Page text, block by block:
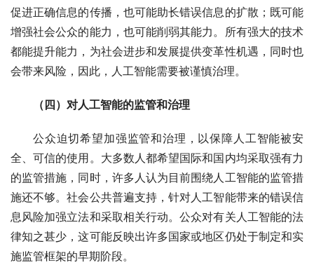
促进正确信息的传播，也可能助长错误信息的扩散；既可能
增强社会公众的能力，也可能削弱其能力。所有强大的技术
都能提升能力，为社会进步和发展提供变革性机遇，同时也
会带来风险，因此，人工智能需要被谨慎治理。
（四）对人工智能的监管和治理
公众迫切希望加强监管和治理，以保障人工智能被安
全、可信的使用。大多数人都希望国际和国内均采取强有力
的监管措施，同时，许多人认为目前围绕人工智能的监管措
施还不够。社会公共普遍支持，针对人工智能带来的错误信
息风险加强立法和采取相关行动。公众对有关人工智能的法
律知之甚少，这可能反映出许多国家或地区仍处于制定和实
施监管框架的早期阶段。